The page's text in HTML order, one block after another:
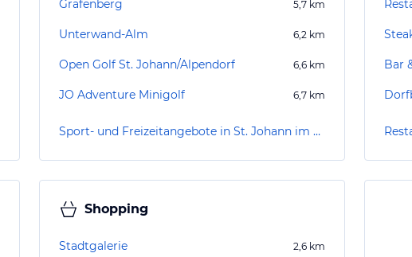
Grafenberg 5,7 km
Unterwand-Alm 6,2 km
Open Golf St. Johann/Alpendorf 6,6 km
JO Adventure Minigolf 6,7 km
Sport- und Freizeitangebote in St. Johann im Pongau
Bar
Shopping
Stadtgalerie 2,6 km